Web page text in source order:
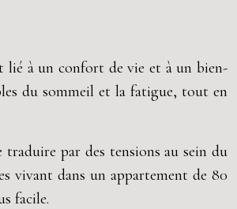
lié à un confort de vie et à un bien-
du sommeil et la fatigue, tout en
traduire par des tensions au sein du
vivant dans un appartement de 80
facile.